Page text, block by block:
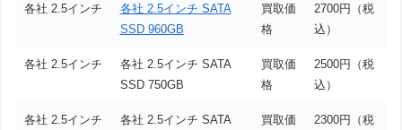
各社 2.5インチ
各社 2.5インチ SATA
SSD 960GB
買取価
格
2700円（税
込）
各社 2.5インチ
各社 2.5インチ SATA
SSD 750GB
買取価
格
2500円（税
込）
各社 2.5インチ
各社 2.5インチ SATA
買取価
2300円（税